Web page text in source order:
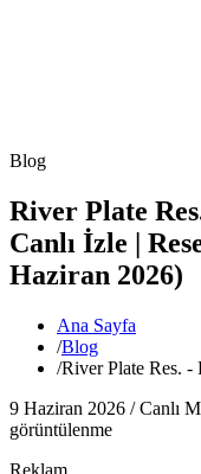
Blog
River Plate
Canlı İzle |
Haziran 2026)
Ana Sayfa
/Blog
/River Plate Res.
9 Haziran 2026 /Canlı
görüntülenme
Reklam